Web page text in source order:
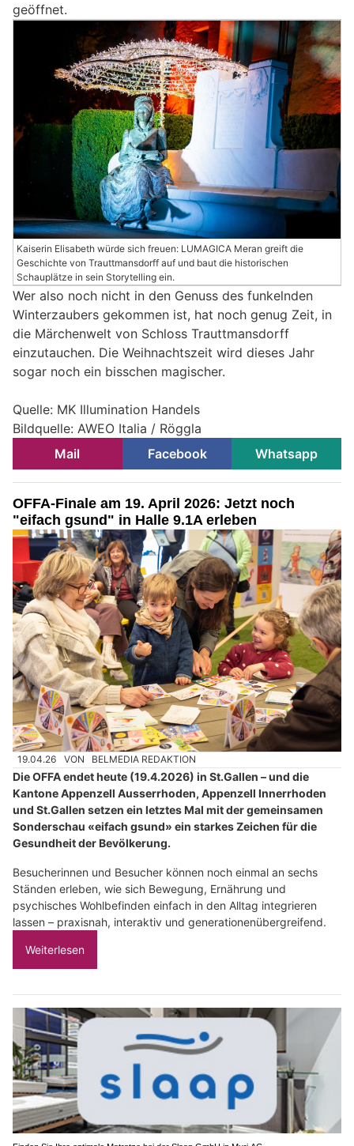
geöffnet.
Kaiserin Elisabeth würde sich freuen: LUMAGICA Meran greift die
Geschichte von Trauttmansdorff auf und baut die historischen
Schauplätze in sein Storytelling ein.
Wer also noch nicht in den Genuss des funkelnden
Winterzaubers gekommen ist, hat noch genug Zeit, in
die Märchenwelt von Schloss Trauttmansdorff
einzutauchen. Die Weihnachtszeit wird dieses Jahr
sogar noch ein bisschen magischer.
Quelle: MK Illumination Handels
Bildquelle: AWEO Italia / Röggla
Mail
Facebook Whatsapp
OFFA-Finale am 19. April 2026: Jetzt noch
"eifach gsund" in Halle 9.1A erleben
19.04.26 VON BELMEDIA REDAKTION
Die OFFA endet heute (19.4.2026) in St.Gallen – und die
Kantone Appenzell Ausserrhoden, Appenzell Innerrhoden
und St.Gallen setzen ein letztes Mal mit der gemeinsamen
Sonderschau «eifach gsund» ein starkes Zeichen für die
Gesundheit der Bevölkerung.
Besucherinnen und Besucher können noch einmal an sechs
Ständen erleben, wie sich Bewegung, Ernährung und
psychisches Wohlbefinden einfach in den Alltag integrieren
lassen – praxisnah, interaktiv und generationenübergreifend.
Weiterlesen